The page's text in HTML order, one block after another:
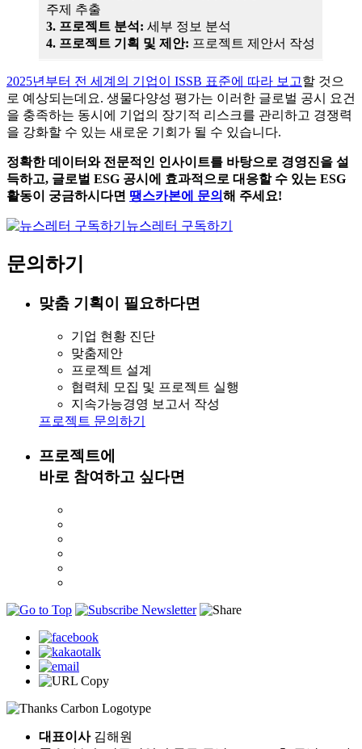
주제 추출
3. 프로젝트 분석: 세부 정보 분석
4. 프로젝트 기획 및 제안: 프로젝트 제안서 작성
2025년부터 전 세계의 기업이 ISSB 표준에 따라 보고할 것으
로 예상되는데요. 생물다양성 평가는 이러한 글로벌 공시 요건
을 충족하는 동시에 기업의 장기적 리스크를 관리하고 경쟁력
을 강화할 수 있는 새로운 기회가 될 수 있습니다.
정확한 데이터와 전문적인 인사이트를 바탕으로 경영진을 설
득하고, 글로벌 ESG 공시에 효과적으로 대응할 수 있는 ESG
활동이 궁금하시다면 땡스카본에 문의 해 주세요!
뉴스레터 구독하기
문의하기
맞춤 기획이 필요하다면
기업 현황 진단
맞춤제안
프로젝트 설계
협력체 모집 및 프로젝트 실행
지속가능경영 보고서 작성
프로젝트 문의하기
프로젝트에
바로 참여하고 싶다면
대표이사김해원